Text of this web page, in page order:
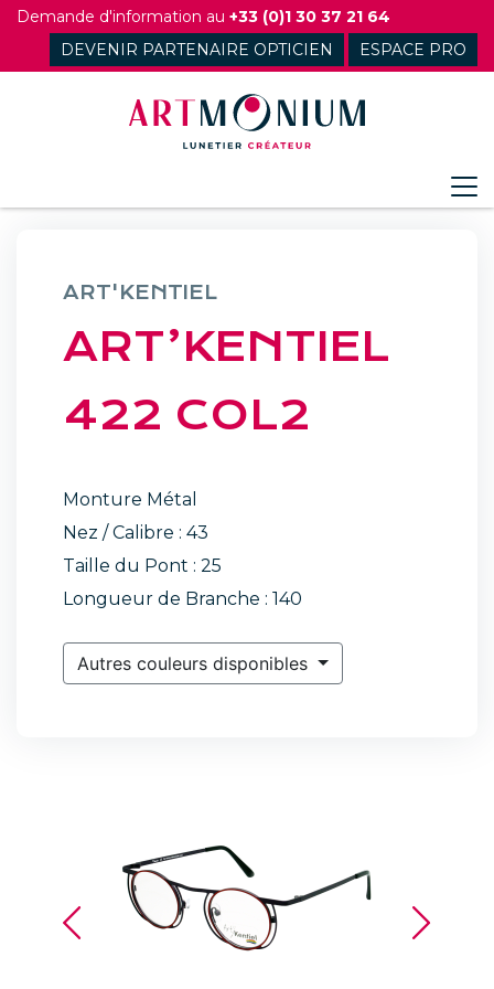
Skip
content
Demande d'information au +33 (0)1 30 37 21 64
DEVENIR PARTENAIRE OPTICIEN
ESPACE PRO
ART'KENTIEL
ART’KENTIEL
422 COL2
Monture Métal
Nez / Calibre : 43
Taille du Pont : 25
Longueur de Branche : 140
Autres couleurs disponibles